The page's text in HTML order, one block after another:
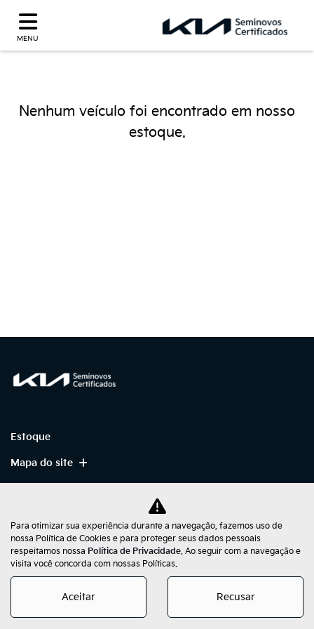
MENU
Nenhum veículo foi encontrado em nosso
estoque.
Estoque
Mapa do site
No trânsito, enxergar o outro salva vidas.
Para otimizar sua experiência durante a navegação, fazemos uso de
nossa Política de Cookies e para proteger seus dados pessoais
respeitamos nossa Política de Privacidade. Ao seguir com a navegação e
visita você concorda com nossas Políticas.
Aceitar Recusar